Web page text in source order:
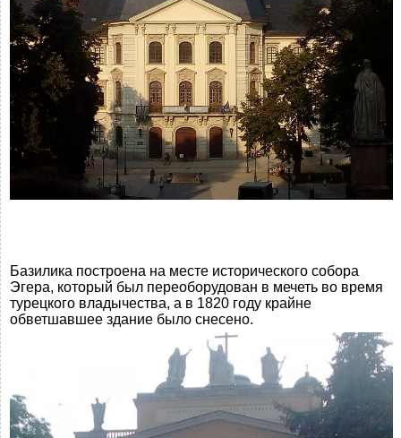
Базилика построена на месте исторического собора
Эгера, который был переоборудован в мечеть во время
турецкого владычества, а в 1820 году крайне
обветшавшее здание было снесено.